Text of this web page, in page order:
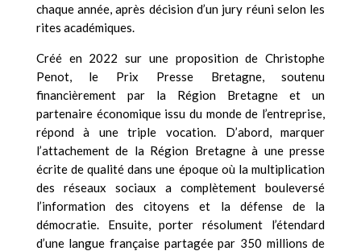
chaque année, après décision d’un jury réuni selon les
rites académiques.
Créé en 2022 sur une proposition de Christophe
Penot, le Prix Presse Bretagne, soutenu
financièrement par la Région Bretagne et un
partenaire économique issu du monde de l’entreprise,
répond à une triple vocation. D’abord, marquer
l’attachement de la Région Bretagne à une presse
écrite de qualité dans une époque où la multiplication
des réseaux sociaux a complètement bouleversé
l’information des citoyens et la défense de la
démocratie. Ensuite, porter résolument l’étendard
d’une langue française partagée par 350 millions de